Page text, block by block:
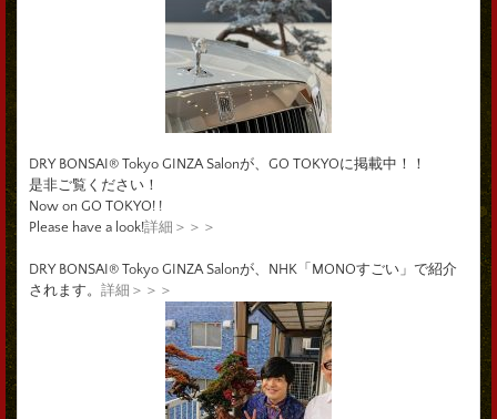
DRY BONSAI® Tokyo GINZA Salonが、GO TOKYOに掲載中！！
是非ご覧ください！
Now on GO TOKYO! !
Please have a look!詳細＞＞＞
DRY BONSAI® Tokyo GINZA Salonが、NHK「MONOすごい」で紹介
されます。 詳細＞＞＞